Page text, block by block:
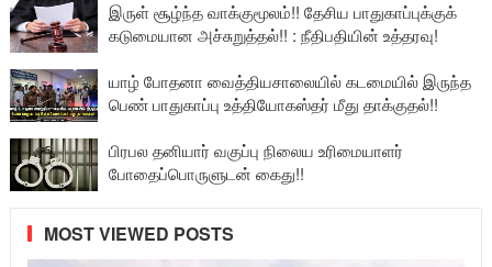
இருள் சூழ்ந்த வாக்குமூலம்!! தேசிய பாதுகாப்புக்குக்
கடுமையான அச்சுறுத்தல்!! : நீதிபதியின் உத்தரவு!
யாழ் போதனா வைத்தியசாலையில் கடமையில் இருந்த
பெண் பாதுகாப்பு உத்தியோகஸ்தர் மீது தாக்குதல்!!
பிரபல தனியார் வகுப்பு நிலைய உரிமையாளர்
போதைப்பொருளுடன் கைது!!
MOST VIEWED POSTS